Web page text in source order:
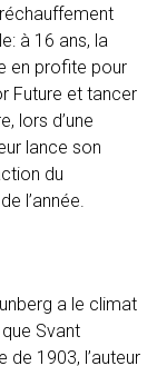
à 16 ans, la
en profite pour
Future et tancer
lors d’une
lance son
du
l’année.
a le climat
que Svant
de 1903, l’auteur